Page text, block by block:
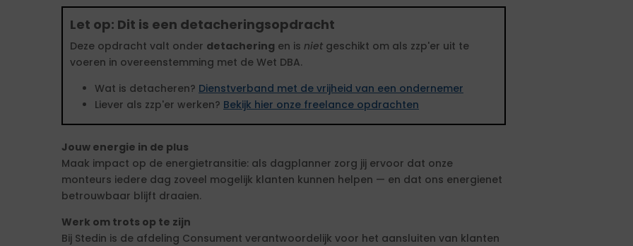
Let op: Dit is een detacheringsopdracht
Deze opdracht valt onder detachering en is niet geschikt om als zzp'er uit te
voeren in overeenstemming met de Wet DBA.
Wat is detacheren? Dienstverband met de vrijheid van een ondernemer
Liever als zzp'er werken? Bekijk hier onze freelance opdrachten
Jouw energie in de plus
Maak impact op de energietransitie: als dagplanner zorg jij ervoor dat onze
monteurs iedere dag zoveel mogelijk klanten kunnen helpen — en dat ons energienet
betrouwbaar blijft draaien.
Werk om trots op te zijn
Bij Stedin is de afdeling Consument verantwoordelijk voor het aansluiten van klanten